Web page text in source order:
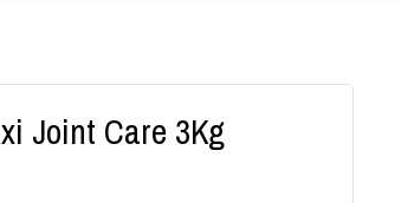
Joint Care 3Kg